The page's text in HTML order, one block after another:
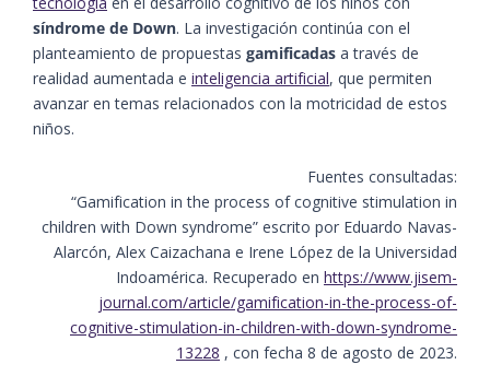
síndrome de Down. La investigación continúa con el
planteamiento de propuestas gamificadas a través de
realidad aumentada e inteligencia artificial, que permiten
avanzar en temas relacionados con la motricidad de estos
niños.
Fuentes consultadas:
“Gamification in the process of cognitive stimulation in
children with Down syndrome” escrito por Eduardo Navas-
Alarcón, Alex Caizachana e Irene López de la Universidad
Indoamérica. Recuperado en https://www.jisem-
journal.com/article/gamification-in-the-process-of-
cognitive-stimulation-in-children-with-down-syndrome-
13228 , con fecha 8 de agosto de 2023.